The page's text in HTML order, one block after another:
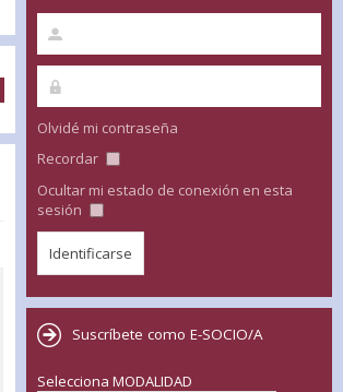
Olvidé mi contraseña
Recordar
Ocultar mi estado de conexión en esta
sesión
Suscríbete como E-SOCIO/A
Selecciona MODALIDAD